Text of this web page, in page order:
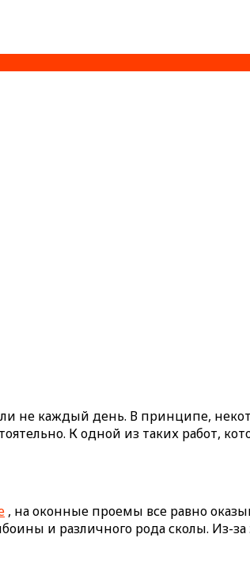
не каждый день. В принципе,
К одной из таких работ,
, на оконные проемы все равно
и различного рода сколы. Из-за